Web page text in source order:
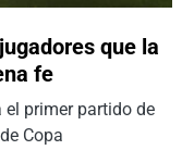
que la
fe
primer partido de
Copa